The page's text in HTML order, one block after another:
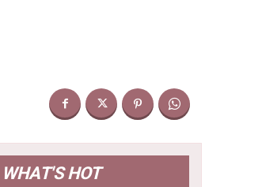
WHAT'S HOT